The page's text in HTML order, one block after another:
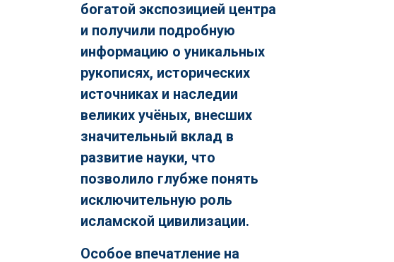
богатой экспозицией центра
и получили подробную
информацию о уникальных
рукописях, исторических
источниках и наследии
великих учёных, внесших
значительный вклад в
развитие науки, что
позволило глубже понять
исключительную роль
исламской цивилизации.
Особое впечатление на